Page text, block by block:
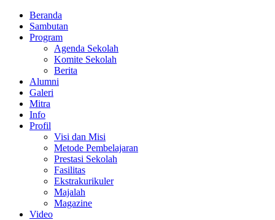
Beranda
Sambutan
Program
Agenda Sekolah
Komite Sekolah
Berita
Alumni
Galeri
Mitra
Info
Profil
Visi dan Misi
Metode Pembelajaran
Prestasi Sekolah
Fasilitas
Ekstrakurikuler
Majalah
Magazine
Video